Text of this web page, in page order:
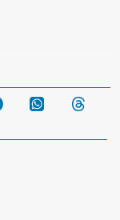
Telegram WhatsApp